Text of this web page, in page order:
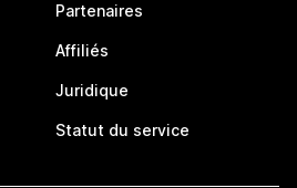
Partenaires
Affiliés
Juridique
Statut du service